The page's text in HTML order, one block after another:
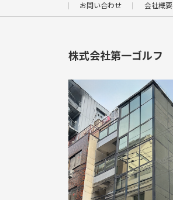
お問い合わせ 会社概要
株式会社第一ゴルフ